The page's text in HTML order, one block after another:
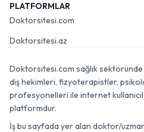
PLATFORMLAR
Doktorsitesi.com
Doktorsitesi.az
Doktorsitesi.com sağlık
diş hekimleri, fizyoterapistler,
profesyonelleri ile internet
platformdur.
İş bu sayfada yer alan doktor/